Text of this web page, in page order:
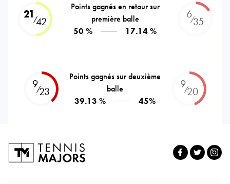
21⁄42
Points gagnés en retour sur
première balle
50 %
17.14 %
6⁄35
9⁄23
Points gagnés sur deuxième
balle
39.13 %
45%
9⁄20